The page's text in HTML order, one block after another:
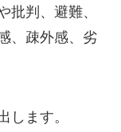
批判、避難、
、疎外感、劣
します。